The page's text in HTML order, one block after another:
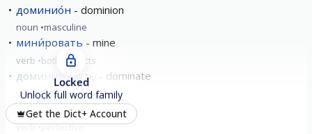
доминио́н dominion
noun masculine
мини́ровать mine
verb both aspects
домини́ровать dominate
verb imperfective
замини́ровать mine
verb perfective
Locked
Unlock full word family
Get the Dict+ Account